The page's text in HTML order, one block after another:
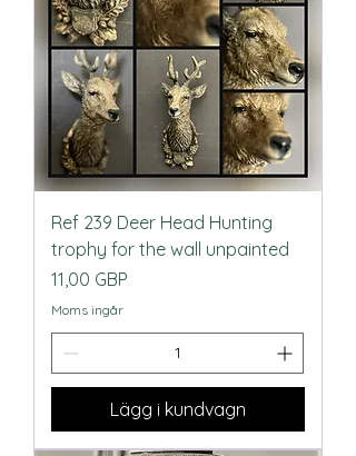
Ref 239 Deer Head Hunting
trophy for the wall unpainted
Pris
11,00 GBP
Moms ingår
Lägg i kundvagn